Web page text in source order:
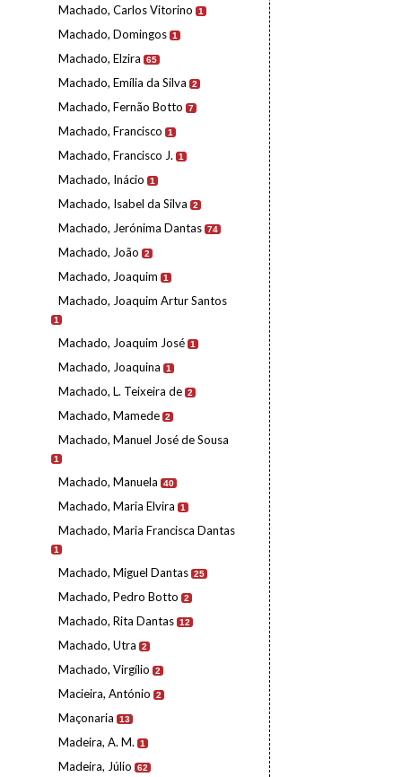
Machado, Carlos Vitorino 1
Machado, Domingos 1
Machado, Elzira 65
Machado, Emília da Silva 2
Machado, Fernão Botto 7
Machado, Francisco 1
Machado, Francisco J. 1
Machado, Inácio 1
Machado, Isabel da Silva 2
Machado, Jerónima Dantas 74
Machado, João 2
Machado, Joaquim 1
Machado, Joaquim Artur Santos
1
Machado, Joaquim José 1
Machado, Joaquina 1
Machado, L. Teixeira de 2
Machado, Mamede 2
Machado, Manuel José de Sousa
1
Machado, Manuela 40
Machado, Maria Elvira 1
Machado, Maria Francisca Dantas
1
Machado, Miguel Dantas 25
Machado, Pedro Botto 2
Machado, Rita Dantas 12
Machado, Utra 2
Machado, Virgílio 2
Macieira, António 2
Maçonaria 13
Madeira, A. M. 1
Madeira, Júlio 62